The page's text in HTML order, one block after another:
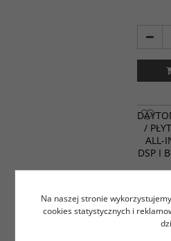
/
ALL-
DSP I
Na naszej stronie
cookies statystycznych i